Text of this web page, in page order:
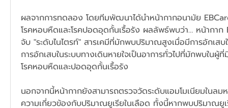
ผลจากการทดลอง โดยทีมพัฒนาได้นำหน้ากากอนามัย
โรคหอบหืดและโรคปอดอุดกั้นเรื้อรัง ผลลัพธ์พบว่า… หน้ากาก
จับ "ระดับไนไตรท์" สารเคมีที่มักพบปริมาณสูงเมื่อมีการอักเสบ
การอักเสบในระบบทางเดินหายใจเป็นอาการทั่วไปที่มักพบในผู้ที่
โรคหอบหืดและปอดอุดกั้นเรื้อรัง
นอกจากนี้หน้ากากยังสามารถตรวจวัดระดับแอมโมเนียมในลม
ความเกี่ยวข้องกับปริมาณยูเรียในเลือด ทั้งนี้หากพบปริมาณยูเ